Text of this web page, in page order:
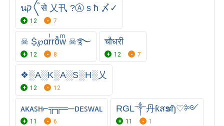
นק〲से 乂卂 ?Ⓐ s ħ 〆✓
12 7
☠︎ Ṩ℘αrͥroͣwͫ ☠︎࿐
12 8
चौधरी
12 7
❖░A░K░A░S░H░乂
12 12
ᴀᴋᴀꜱʜ⌐╦╦═─ᴅᴇꜱᴡᴀʟ
11 6
RGL༒丹ƙสຮђ♡༻
11 1